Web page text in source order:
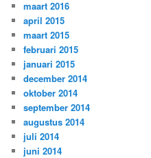
maart 2016
april 2015
maart 2015
februari 2015
januari 2015
december 2014
oktober 2014
september 2014
augustus 2014
juli 2014
juni 2014